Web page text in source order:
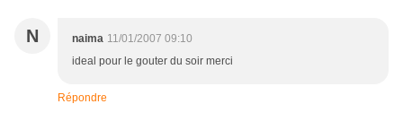
N naima 11/01/2007 09:10
ideal pour le gouter du soir merci
Répondre